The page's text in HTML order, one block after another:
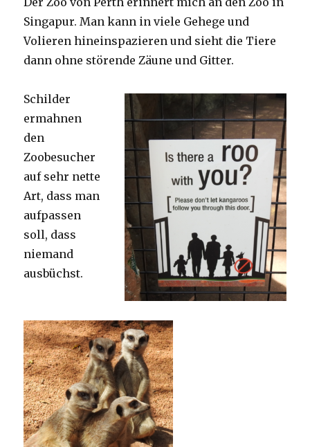
Perth
Singapur. Man kann in viele Gehege und
Volieren hineinspazieren und sieht die Tiere
dann ohne störende Zäune und Gitter.
Schilder
ermahnen
den
Zoobesucher
auf sehr nette
Art, dass man
aufpassen
soll, dass
niemand
ausbüchst.